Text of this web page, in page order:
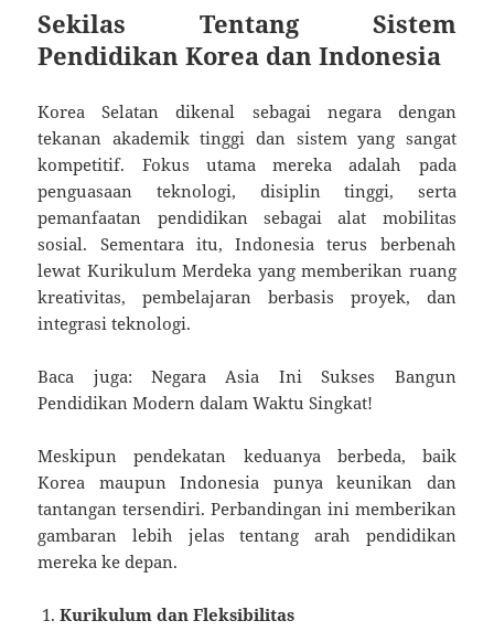
Sekilas Tentang Sistem
Pendidikan Korea dan Indonesia
Korea Selatan dikenal sebagai negara dengan
tekanan akademik tinggi dan sistem yang sangat
kompetitif. Fokus utama mereka adalah pada
penguasaan teknologi, disiplin tinggi, serta
pemanfaatan pendidikan sebagai alat mobilitas
sosial. Sementara itu, Indonesia terus berbenah
lewat Kurikulum Merdeka yang memberikan ruang
kreativitas, pembelajaran berbasis proyek, dan
integrasi teknologi.
Baca juga: Negara Asia Ini Sukses Bangun
Pendidikan Modern dalam Waktu Singkat!
Meskipun pendekatan keduanya berbeda, baik
Korea maupun Indonesia punya keunikan dan
tantangan tersendiri. Perbandingan ini memberikan
gambaran lebih jelas tentang arah pendidikan
mereka ke depan.
Kurikulum dan Fleksibilitas